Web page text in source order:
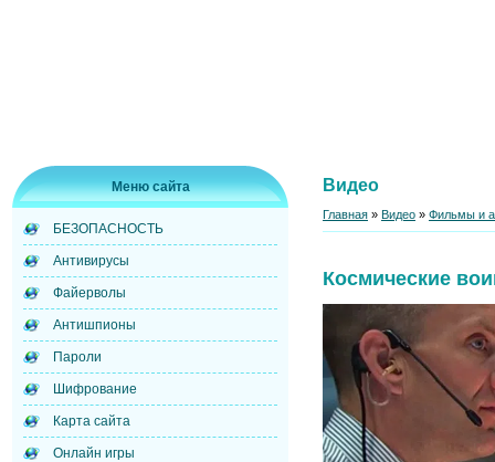
Меню сайта
БЕЗОПАСНОСТЬ
Антивирусы
Файерволы
Антишпионы
Пароли
Шифрование
Карта сайта
Онлайн игры
Видео
Главная » Видео » Фильмы и
Космические